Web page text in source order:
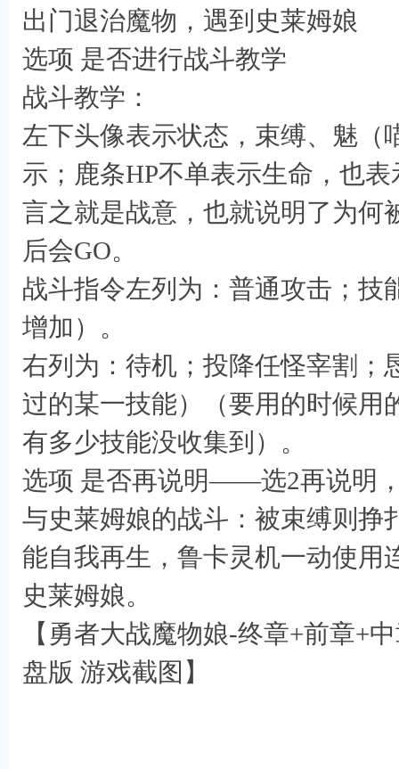
出门退治魔物，遇到史莱姆娘
选项 是否进行战斗教学
战斗教学：
左下头像表示状态，束缚、魅（
示；鹿条HP不单表示生命，也
言之就是战意，也就说明了为何
后会GO。
战斗指令左列为：普通攻击；技
增加）。
右列为：待机；投降任怪宰割；
过的某一技能）（要用的时候用
有多少技能没收集到）。
选项 是否再说明——选2再说明
与史莱姆娘的战斗：被束缚则挣
能自我再生，鲁卡灵机一动使用
史莱姆娘。
【勇者大战魔物娘-终章+前章+
盘版 游戏截图】